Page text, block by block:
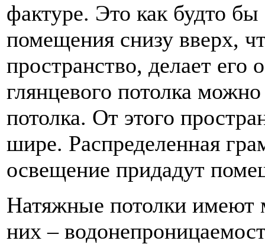
фактуре. Это как будто
помещения снизу вверх,
пространство, делает
глянцевого потолка
потолка. От этого
шире. Распределенная
освещение придадут
Натяжные потолки имеют
них –